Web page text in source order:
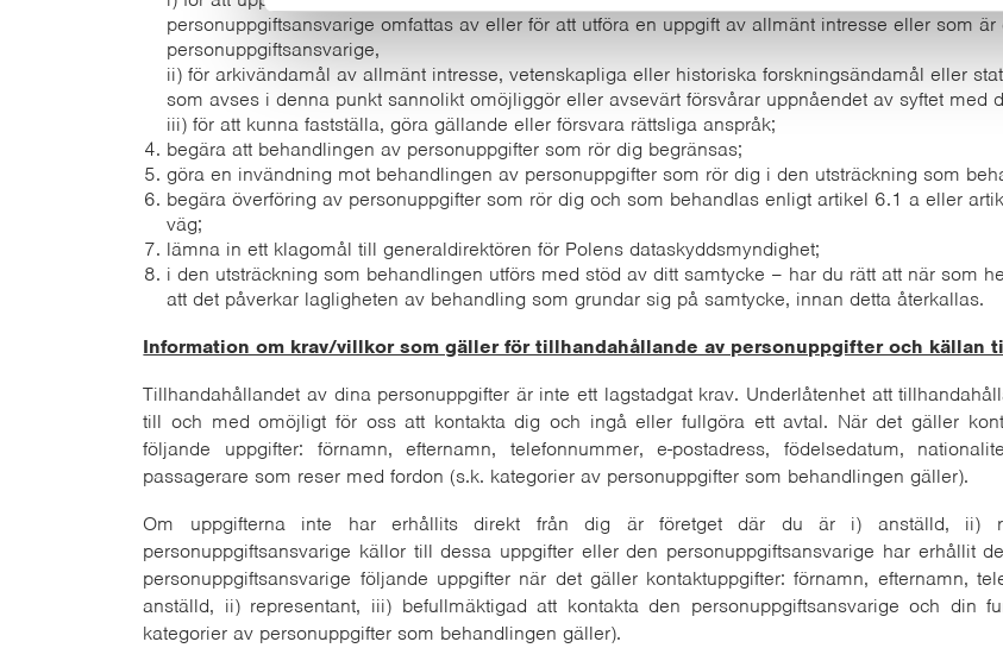
personuppgiftsansvarige omfattas av eller för att utföra en uppgift av allmänt intresse eller som
personuppgiftsansvarige,
ii) för arkivändamål av allmänt intresse, vetenskapliga eller historiska forskningsändamål eller
som avses i denna punkt sannolikt omöjliggör eller avsevärt försvårar uppnåendet av syftet med
iii) för att kunna fastställa, göra gällande eller försvara rättsliga anspråk;
begära att behandlingen av personuppgifter som rör dig begränsas;
göra en invändning mot behandlingen av personuppgifter som rör dig i den utsträckning som
begära överföring av personuppgifter som rör dig och som behandlas enligt artikel 6.1 a eller
väg;
lämna in ett klagomål till generaldirektören för Polens dataskyddsmyndighet;
i den utsträckning som behandlingen utförs med stöd av ditt samtycke – har du rätt att när som
att det påverkar lagligheten av behandling som grundar sig på samtycke, innan detta återkallas.
Information om krav/villkor som gäller för tillhandahållande av personuppgifter och källan
Tillhandahållandet av dina personuppgifter är inte ett lagstadgat krav. Underlåtenhet att
till och med omöjligt för oss att kontakta dig och ingå eller fullgöra ett avtal. När det gäller
följande uppgifter: förnamn, efternamn, telefonnummer, e-postadress, födelsedatum,
passagerare som reser med fordon (s.k. kategorier av personuppgifter som behandlingen gäller).
Om uppgifterna inte har erhållits direkt från dig är företget där du är i) anställd, ii)
personuppgiftsansvarige källor till dessa uppgifter eller den personuppgiftsansvarige har erhållit
personuppgiftsansvarige följande uppgifter när det gäller kontaktuppgifter: förnamn, efternamn,
anställd, ii) representant, iii) befullmäktigad att kontakta den personuppgiftsansvarige och din
kategorier av personuppgifter som behandlingen gäller).